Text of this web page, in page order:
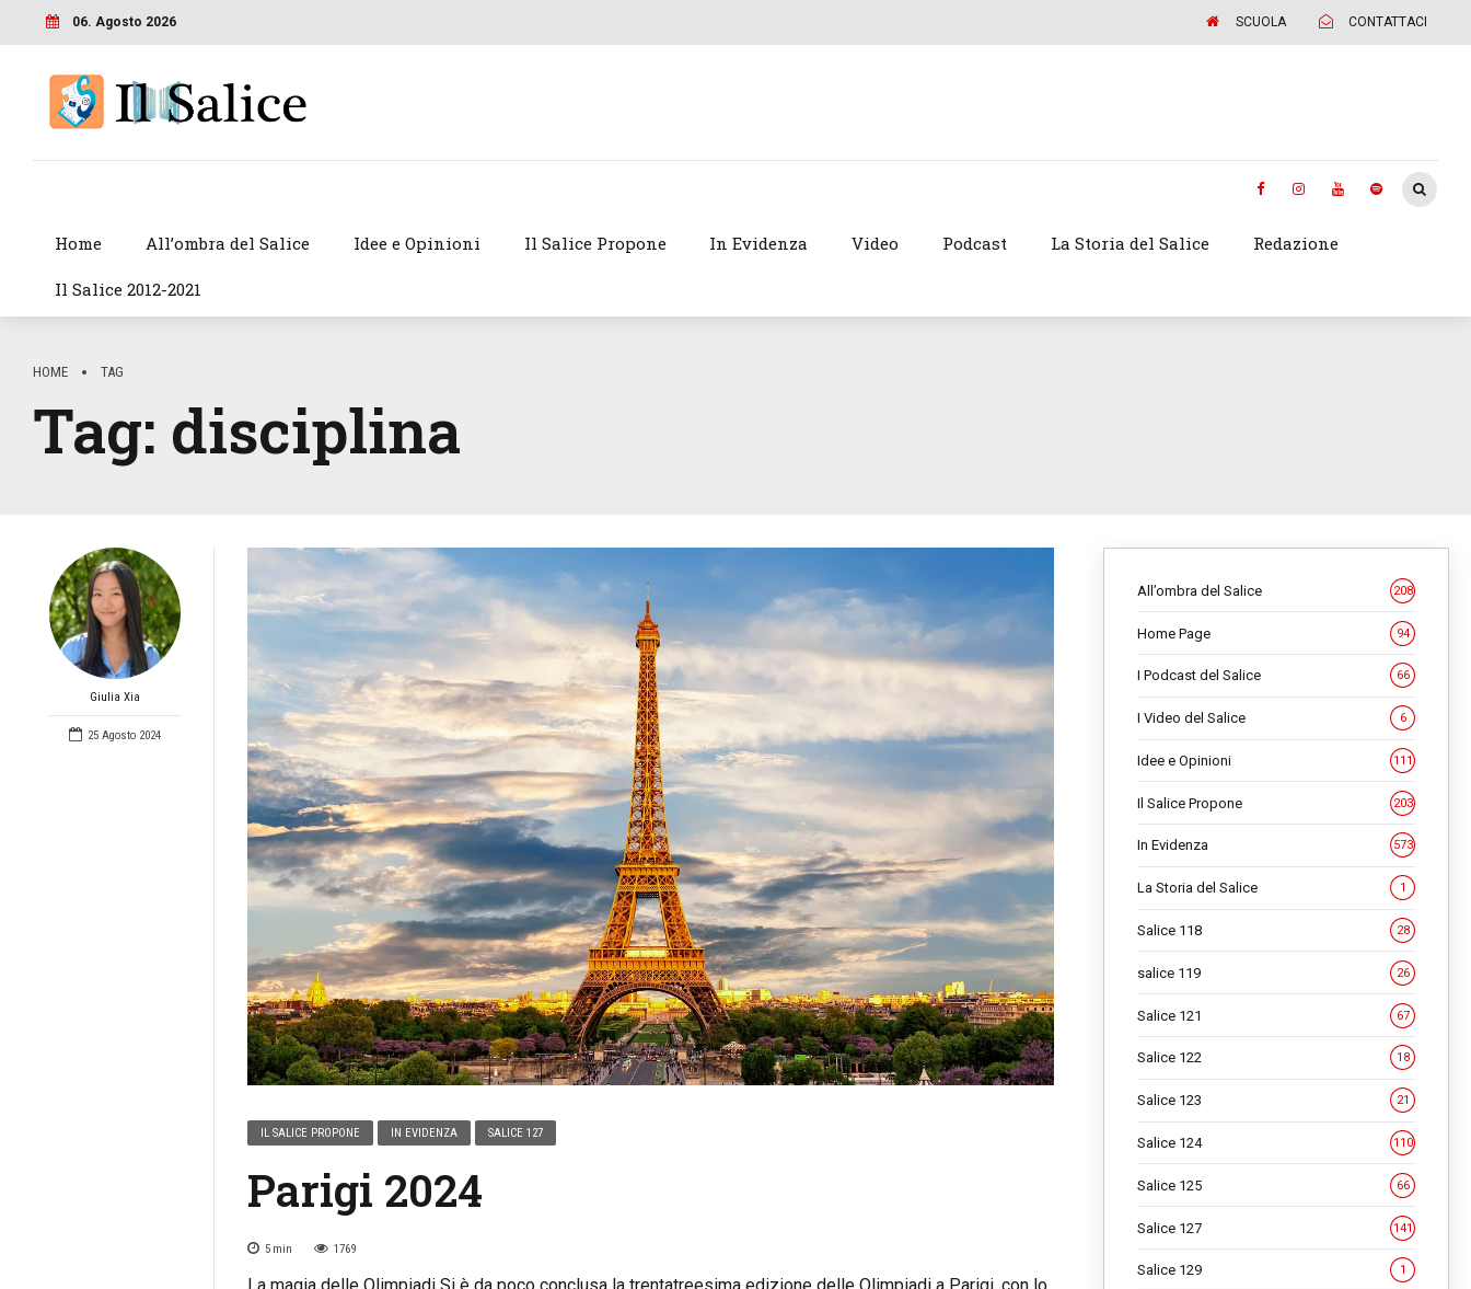
06. Agosto 2026 SCUOLA CONTATTACI
Home All’ombra del Salice Idee e Opinioni Il Salice Propone In Evidenza Video Podcast La Storia del Salice Redazione
Il Salice 2012-2021
HOME TAG
Tag: disciplina
Giulia Xia
25 Agosto 2024
IL SALICE PROPONE IN EVIDENZA SALICE 127
Parigi 2024
5 min 1769
All’ombra del Salice 208
Home Page 94
I Podcast del Salice 66
I Video del Salice 6
Idee e Opinioni 111
Il Salice Propone 203
In Evidenza 573
La Storia del Salice 1
Salice 118 28
salice 119 26
Salice 121 67
Salice 122 18
Salice 123 21
Salice 124 110
Salice 125 66
Salice 127 141
Salice 129 1